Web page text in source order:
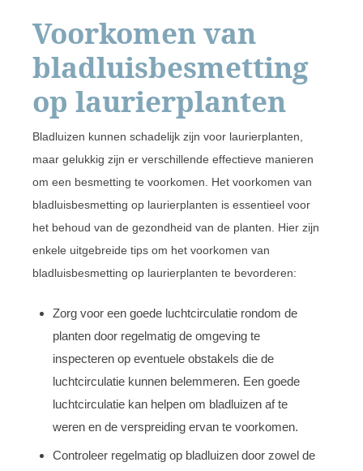
Voorkomen van
bladluisbesmetting
op laurierplanten
Bladluizen kunnen schadelijk zijn voor laurierplanten,
maar gelukkig zijn er verschillende effectieve manieren
om een besmetting te voorkomen. Het voorkomen van
bladluisbesmetting op laurierplanten is essentieel voor
het behoud van de gezondheid van de planten. Hier zijn
enkele uitgebreide tips om het voorkomen van
bladluisbesmetting op laurierplanten te bevorderen:
Zorg voor een goede luchtcirculatie rondom de
planten door regelmatig de omgeving te
inspecteren op eventuele obstakels die de
luchtcirculatie kunnen belemmeren. Een goede
luchtcirculatie kan helpen om bladluizen af te
weren en de verspreiding ervan te voorkomen.
Controleer regelmatig op bladluizen door zowel de